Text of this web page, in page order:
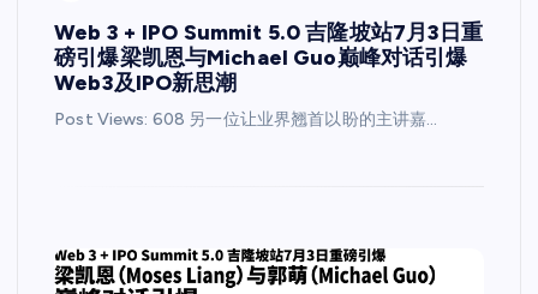
Web 3 + IPO Summit 5.0 吉隆坡站7月3日重
磅引爆梁凯恩与Michael Guo巅峰对话引爆
Web3及IPO新思潮
Post Views: 608 另一位让业界翘首以盼的主讲嘉…